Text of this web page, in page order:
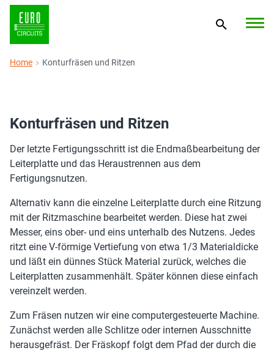
Home Konturfräsen und Ritzen
Konturfräsen und Ritzen
Der letzte Fertigungsschritt ist die Endmaßbearbeitung der
Leiterplatte und das Heraustrennen aus dem
Fertigungsnutzen.
Alternativ kann die einzelne Leiterplatte durch eine Ritzung
mit der Ritzmaschine bearbeitet werden. Diese hat zwei
Messer, eins ober- und eins unterhalb des Nutzens. Jedes
ritzt eine V-förmige Vertiefung von etwa 1/3 Materialdicke
und läßt ein dünnes Stück Material zurück, welches die
Leiterplatten zusammenhält. Später können diese einfach
vereinzelt werden.
Zum Fräsen nutzen wir eine computergesteuerte Machine.
Zunächst werden alle Schlitze oder internen Ausschnitte
herausgefräst. Der Fräskopf folgt dem Pfad der durch die